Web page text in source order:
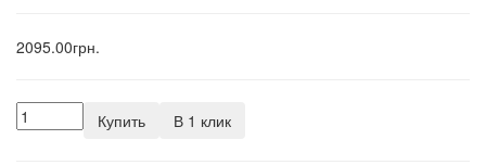
2095.00грн.
Купить В 1 клик